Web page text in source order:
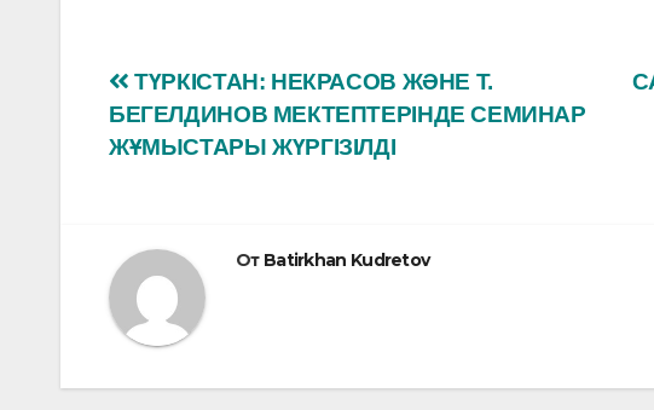
e
b
o
s
A
p
Навигация
по
ТҮРКІСТАН: НЕКРАСОВ ЖӘНЕ Т.
БЕГЕЛДИНОВ МЕКТЕПТЕРІНДЕ СЕМИНАР
ЖҰМЫСТАРЫ ЖҮРГІЗІЛДІ
От Batirkhan Kudretov